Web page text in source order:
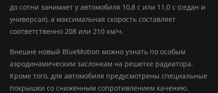
до сотни занимает у автомобиля 10,8 с или 11,0 с (седан и
универсал), а максимальная скорость составляет
соответственно 208 или 210 км/ч.
Внешне новый BlueMotion можно узнать по особым
аэродинамическим заслонкам на решетке радиатора.
Кроме того, для автомобиля предусмотрены специальные
покрышки со сниженным сопротивлением качению.